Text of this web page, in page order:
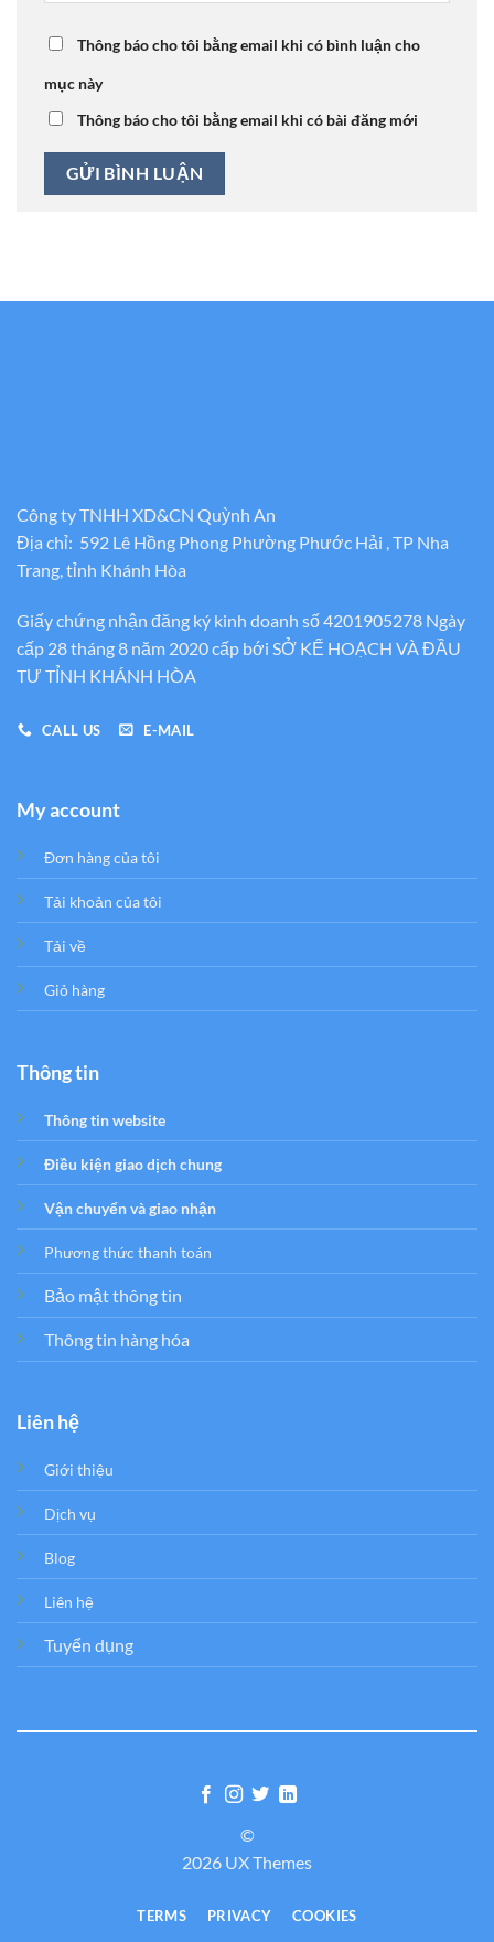
Thông báo cho tôi bằng email khi có bình luận cho
mục này
Thông báo cho tôi bằng email khi có bài đăng mới
Công ty TNHH XD&CN Quỳnh An
Địa chỉ: 592 Lê Hồng Phong Phường Phước Hải , TP Nha
Trang, tỉnh Khánh Hòa
Giấy chứng nhận đăng ký kinh doanh số 4201905278 Ngày
cấp 28 tháng 8 năm 2020 cấp bới SỞ KẾ HOẠCH VÀ ĐẦU
TƯ TỈNH KHÁNH HÒA
CALL US E-MAIL
My account
Đơn hàng của tôi
Tải khoản của tôi
Tải về
Giỏ hàng
Thông tin
Thông tin website
Điều kiện giao dịch chung
Vận chuyển và giao nhận
Phương thức thanh toán
Bảo mật thông tin
Thông tin hàng hóa
Liên hệ
Giới thiệu
Dịch vụ
Blog
Liên hệ
Tuyển dụng
©
2026 UX Themes
TERMS PRIVACY COOKIES